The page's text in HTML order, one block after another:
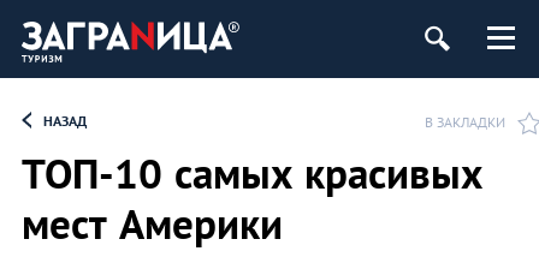
НАЗАД В ЗАКЛАДКИ
ТОП-10 самых красивых
мест Америки